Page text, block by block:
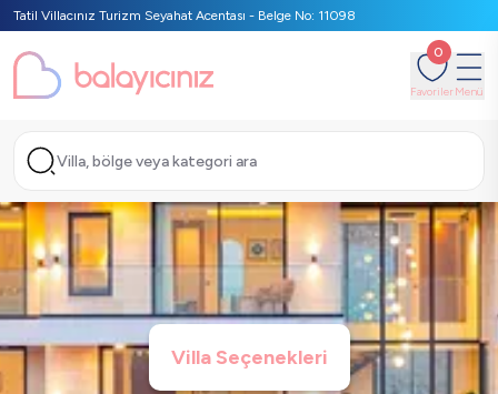
Tatil Villacınız Turizm Seyahat Acentası - Belge No: 11098
0
FavorilerMenü
Villa, bölge veya kategori ara
Villa Seçenekleri